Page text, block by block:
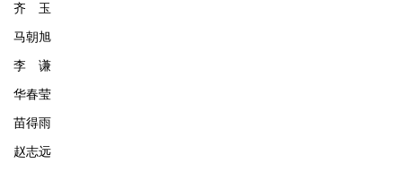
齐 玉
马朝旭
李 谦
华春莹
苗得雨
赵志远